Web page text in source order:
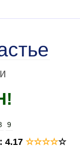
9
: 4.17 ☆☆☆☆☆